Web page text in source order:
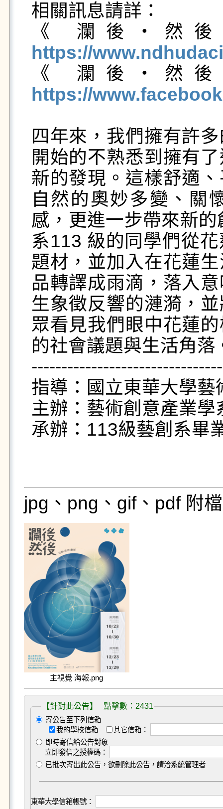
相關訊息請詳：
《 瀾後・然
https://
《 瀾後・然
https://
四年來，我們擁有許
開始的不熟悉到擁有
新的發現。這樣舒適
自然的奧妙多變、關
感，更進一步帶來新
系113 級的同學們從
題材，並加入在花蓮
品轉譯成雨滴，落入
生象徵反響的漣漪，
眾看見我們眼中花蓮
的社會議題與生活角落
指導：國立東華大學藝
主辦：藝術創意產業學
承辦：113級藝創系畢
jpg、png、gif、pdf 附
主視覺 海報.png
【針對此公告】 點擊數：2431
寄公告至下列信箱
我的學校信箱
其它信箱：
即時寄信給公告對象
立即發信之授權碼：
已批次寄出此公告，欲刪除此公告，請洽系統管理者
東華大學信箱帳號：